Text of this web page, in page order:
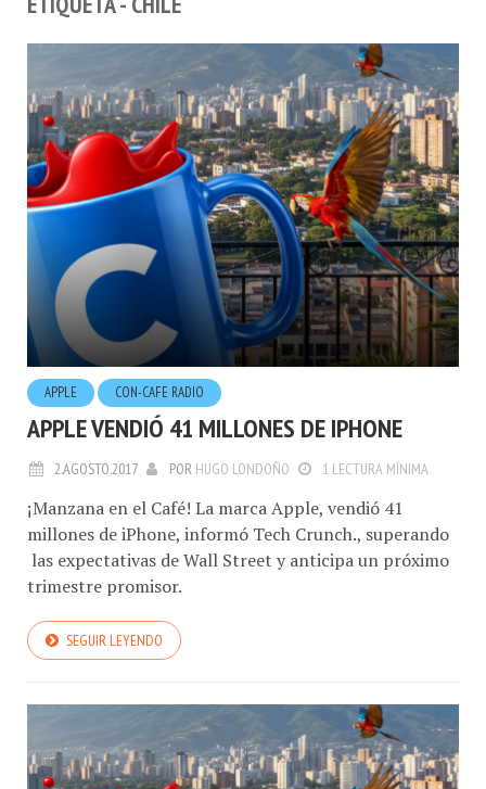
APPLE CON-CAFE RADIO
APPLE VENDIÓ 41 MILLONES DE IPHONE
2.AGOSTO.2017 POR HUGO LONDOÑO 1 LECTURA MÍNIMA
¡Manzana en el Café! La marca Apple, vendió 41
millones de iPhone, informó Tech Crunch., superando
las expectativas de Wall Street y anticipa un próximo
trimestre promisor.